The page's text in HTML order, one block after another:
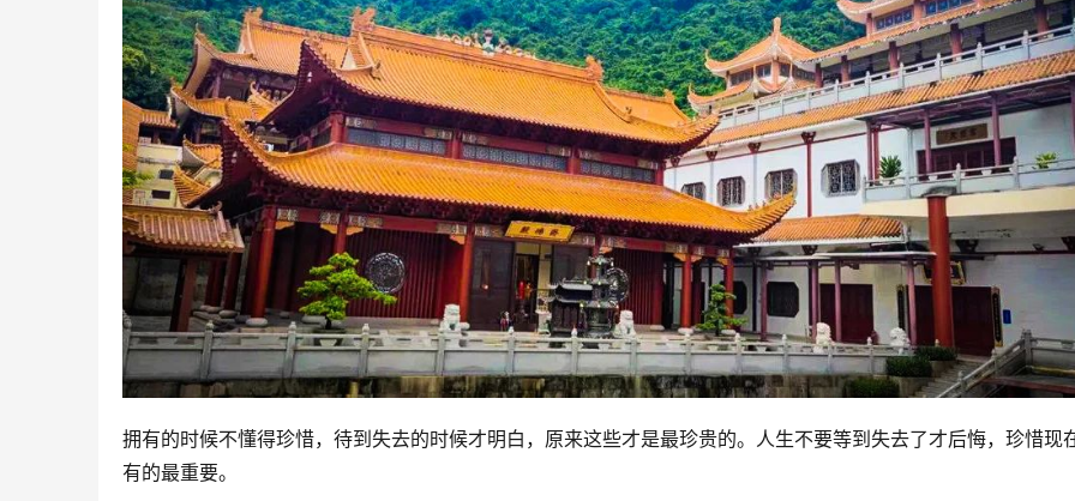
拥有的时候不懂得珍惜，待到失去的时候才明白，原来这些才是最珍贵的。人生不要等到失去了才后悔，珍惜现
有的最重要。